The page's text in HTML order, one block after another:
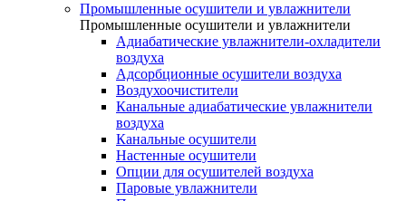
Промышленные осушители и увлажнители
Промышленные осушители и увлажнители
Адиабатические увлажнители-охладители
воздуха
Адсорбционные осушители воздуха
Воздухоочистители
Канальные адиабатические увлажнители
воздуха
Канальные осушители
Настенные осушители
Опции для осушителей воздуха
Паровые увлажнители